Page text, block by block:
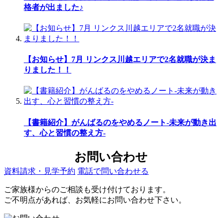
格者が出ました♪
【お知らせ】7月 リンクス川越エリアで2名就職が決ま
りました！！
【書籍紹介】がんばるのをやめるノート-未来が動き出
す、心と習慣の整え方-
お問い合わせ
資料請求・見学予約 電話で問い合わせる
ご家族様からのご相談も受け付けております。
ご不明点があれば、お気軽にお問い合わせ下さい。